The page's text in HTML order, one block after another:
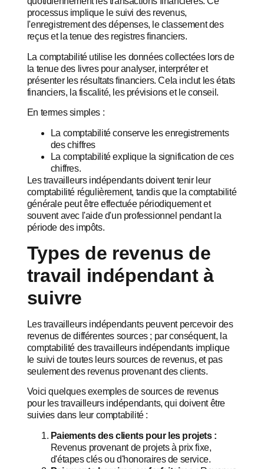
processus implique le suivi des revenus,
l'enregistrement des dépenses, le classement des
reçus et la tenue des registres financiers.
La comptabilité utilise les données collectées lors de
la tenue des livres pour analyser, interpréter et
présenter les résultats financiers. Cela inclut les états
financiers, la fiscalité, les prévisions et le conseil.
En termes simples :
La comptabilité conserve les enregistrements
des chiffres
La comptabilité explique la signification de ces
chiffres.
Les travailleurs indépendants doivent tenir leur
comptabilité régulièrement, tandis que la comptabilité
générale peut être effectuée périodiquement et
souvent avec l'aide d'un professionnel pendant la
période des impôts.
Types de revenus de
travail indépendant à
suivre
Les travailleurs indépendants peuvent percevoir des
revenus de différentes sources ; par conséquent, la
comptabilité des travailleurs indépendants implique
le suivi de toutes leurs sources de revenus, et pas
seulement des revenus provenant des clients.
Voici quelques exemples de sources de revenus
pour les travailleurs indépendants, qui doivent être
suivies dans leur comptabilité :
Paiements des clients pour les projets :
Revenus provenant de projets à prix fixe,
d'étapes clés ou d'honoraires de service.